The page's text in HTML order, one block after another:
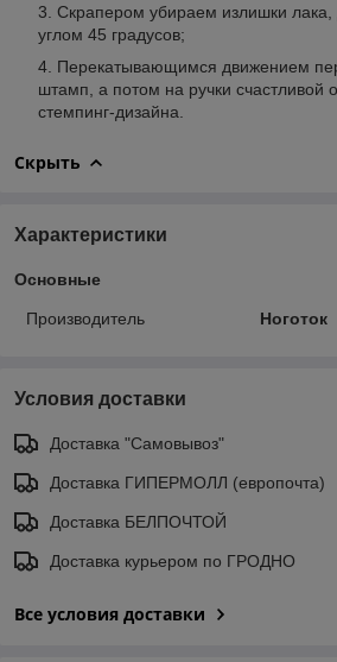
Скрапером убираем излишки лака,
углом 45 градусов;
Перекатывающимся движением
штамп, а потом на ручки счастливой
стемпинг-дизайна.
Скрыть
Характеристики
Основные
Производитель Ноготок
Условия доставки
Доставка "Самовывоз"
Доставка ГИПЕРМОЛЛ (европочта)
Доставка БЕЛПОЧТОЙ
Доставка курьером по ГРОДНО
Все условия доставки